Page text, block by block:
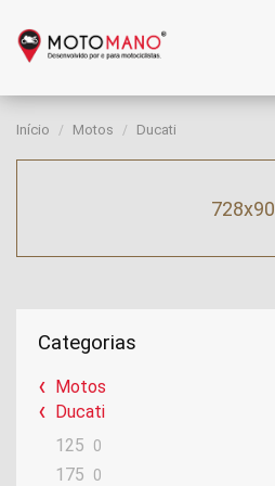
Início Motos Ducati
728x90
Categorias
Motos
Ducati
125
0
175 0